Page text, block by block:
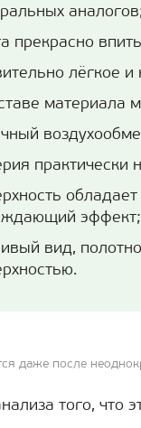
прекрасно
лёгкое
материала
практически
эффект;
вид,
даже после
того, что